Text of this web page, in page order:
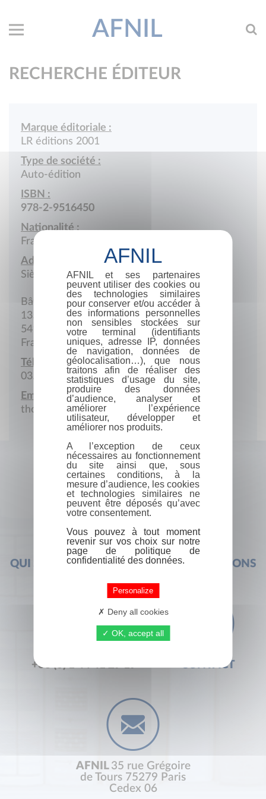
AFNIL
RECHERCHE ÉDITEUR
Marque éditoriale :
LR éditions 2001
Type de société :
Auto-édition
ISBN :
978-2-9516450
Nationalité :
France
Adresse :
Siège social
Bât. l'Amazone
135 Rue de la République
54140 Jarville
France
Téléphone :
03.83.51.21.93
Email :
thomas.rainon@tutanota.com
QUI SOMMES-NOUS ? FOIRE AUX QUESTIONS
+33 (0) 1 44 41 29 19 CONTACT
AFNIL 35 rue Grégoire
de Tours 75279 Paris
Cedex 06
AFNIL et ses partenaires
peuvent utiliser des cookies ou
des technologies similaires
pour conserver et/ou accéder à
des informations personnelles
non sensibles stockées sur
votre terminal (identifiants
uniques, adresse IP, données
de navigation, données de
géolocalisation…), que nous
traitons afin de réaliser des
statistiques d’usage du site,
produire des données
d’audience, analyser et
améliorer l’expérience
utilisateur, développer et
améliorer nos produits.
A l’exception de ceux
nécessaires au fonctionnement
du site ainsi que, sous
certaines conditions, à la
mesure d’audience, les cookies
et technologies similaires ne
peuvent être déposés qu’avec
votre consentement.
Vous pouvez à tout moment
revenir sur vos choix sur notre
page de politique de
confidentialité des données.
Personalize
Deny all cookies
OK, accept all